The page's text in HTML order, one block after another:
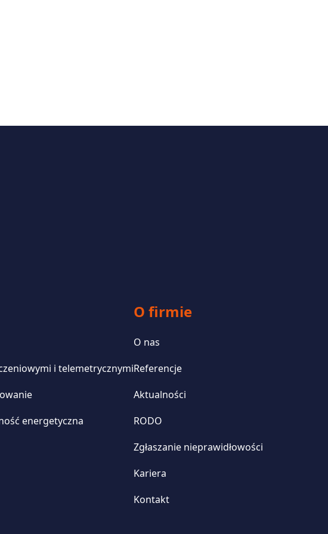
i telemetrycznymi
energetyczna
O firmie
O nas
Referencje
Aktualności
RODO
Zgłaszanie nieprawidłowości
Kariera
Kontakt